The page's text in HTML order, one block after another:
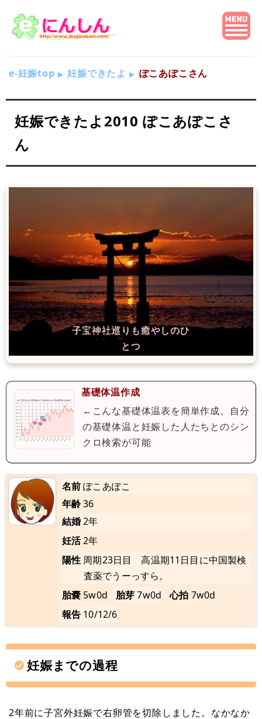
e-妊娠top 妊娠できたよ ぽこあぽこさん
妊娠できたよ2010 ぽこあぽこさ
ん
基礎体温作成
←こんな基礎体温表を簡単作成。自分
の基礎体温と妊娠した人たちとのシン
クロ検索が可能
名前ぽこあぽこ
年齢36
結婚2年
妊活2年
陽性 周期23日目 高温期11日目に中国製検
査薬でうーっすら。
胎嚢 5w0d 胎芽 7w0d 心拍 7w0d
報告 10/12/6
妊娠までの過程
2年前に子宮外妊娠で右卵管を切除しました。なかなか